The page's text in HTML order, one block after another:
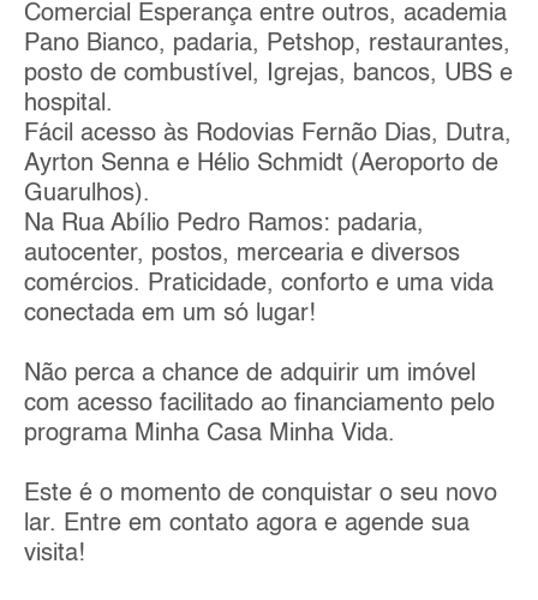
Comercial Esperança entre outros, academia
Pano Bianco, padaria, Petshop, restaurantes,
posto de combustível, Igrejas, bancos, UBS e
hospital.
Fácil acesso às Rodovias Fernão Dias, Dutra,
Ayrton Senna e Hélio Schmidt (Aeroporto de
Guarulhos).
Na Rua Abílio Pedro Ramos: padaria,
autocenter, postos, mercearia e diversos
comércios. Praticidade, conforto e uma vida
conectada em um só lugar!
Não perca a chance de adquirir um imóvel
com acesso facilitado ao financiamento pelo
programa Minha Casa Minha Vida.
Este é o momento de conquistar o seu novo
lar. Entre em contato agora e agende sua
visita!